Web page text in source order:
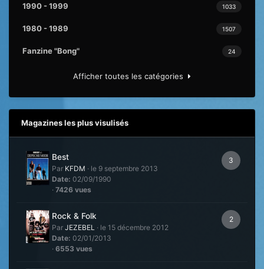
1033
1990 - 1999
1507
1980 - 1989
24
Fanzine "Bong"
Afficher toutes les catégories
Magazines les plus visulisés
3
Best
Par KFDM · le 9 septembre 2013
Date: 02/09/1990
· 7426 vues
2
Rock & Folk
Par JEZEBEL · le 15 décembre 2012
Date: 02/01/2013
· 6553 vues